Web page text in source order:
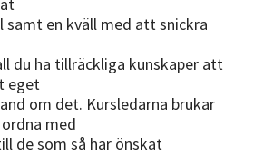
samt en kväll med att snickra
du ha tillräckliga kunskaper att
eget
om det. Kursledarna brukar
med
de som så har önskat